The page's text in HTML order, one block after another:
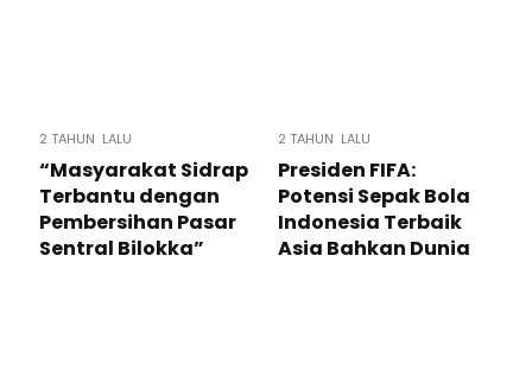
2 TAHUN LALU
“Masyarakat Sidrap
Terbantu dengan
Pembersihan Pasar
Sentral Bilokka”
2 TAHUN LALU
Presiden FIFA:
Potensi Sepak Bola
Indonesia Terbaik
Asia Bahkan Dunia